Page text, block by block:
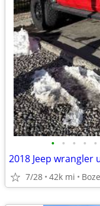
• • • • •
2018 Jeep
7/28 42k mi